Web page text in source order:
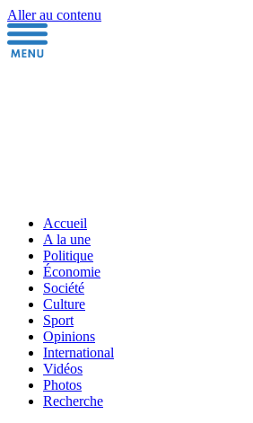
Aller au contenu
Accueil
A la une
Politique
Économie
Société
Culture
Sport
Opinions
International
Vidéos
Photos
Recherche